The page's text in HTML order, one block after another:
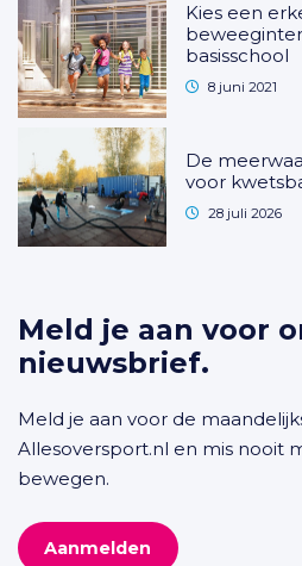
Kies een
basisschool
8 juni 2021
De
voor
28 juli 2026
Meld je aan voor
nieuwsbrief.
Meld je aan voor de
Allesoversport.nl en mis nooit
bewegen.
Aanmelden